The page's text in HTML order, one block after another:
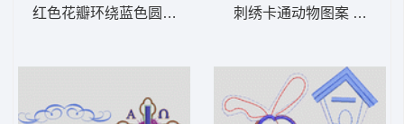
红色花瓣环绕蓝色圆环 卡通童装章标贴布 刺绣卡通动物